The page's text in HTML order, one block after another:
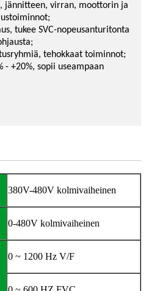
jännitteen, virran, moottorin ja
tukee SVC-nopeusanturitonta
tehokkaat toiminnot;
- +20%, sopii useampaan
380V-480V kolmivaiheinen
0-480V kolmivaiheinen
0 ~ 1200 Hz V/F